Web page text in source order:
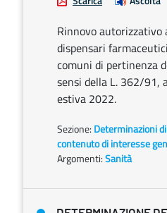
Rinnovo autorizzativo
dispensari
comuni di pertinenza
sensi della L. 362/91,
estiva 2022.
Sezione: Determinazioni
contenuto di interesse
Argomenti:Sanità